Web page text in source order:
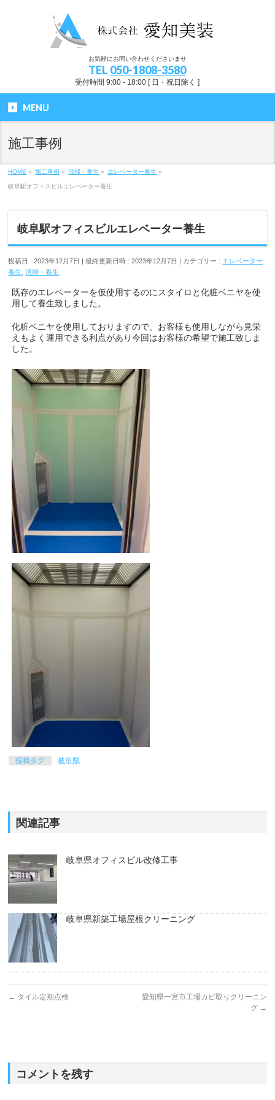
お気軽にお問い合わせくださいませ
TEL 050-1808-3580
受付時間 9:00 - 18:00 [ 日・祝日除く ]
MENU
施工事例
HOME » 施工事例 » 清掃・養生 » エレベーター養生 »
岐阜駅オフィスビルエレベーター養生
岐阜駅オフィスビルエレベーター養生
投稿日 : 2023年12月7日 最終更新日時 : 2023年12月7日 カテゴリー : エレベーター
養生 ,清掃・養生
既存のエレベーターを仮使用するのにスタイロと化粧ベニヤを使
用して養生致しました。
化粧ベニヤを使用しておりますので、お客様も使用しながら見栄
えもよく運用できる利点があり今回はお客様の希望で施工致しま
した。
投稿タグ 岐阜県
関連記事
岐阜県オフィスビル改修工事
岐阜県新築工場屋根クリーニング
← タイル定期点検
愛知県一宮市工場カビ取りクリーニン
グ →
コメントを残す